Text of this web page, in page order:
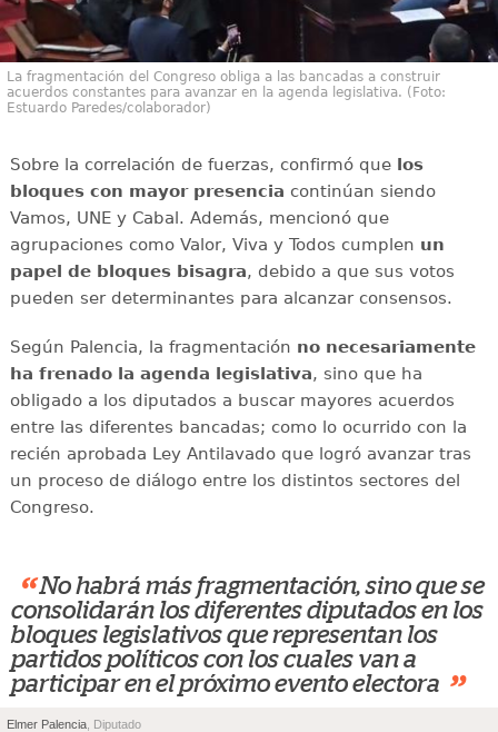
La fragmentación del Congreso obliga a las bancadas a construir
acuerdos constantes para avanzar en la agenda legislativa. (Foto:
Estuardo Paredes/colaborador)
Sobre la correlación de fuerzas, confirmó que los
bloques con mayor presencia continúan siendo
Vamos, UNE y Cabal. Además, mencionó que
agrupaciones como Valor, Viva y Todos cumplen un
papel de bloques bisagra, debido a que sus votos
pueden ser determinantes para alcanzar consensos.
Según Palencia, la fragmentación no necesariamente
ha frenado la agenda legislativa, sino que ha
obligado a los diputados a buscar mayores acuerdos
entre las diferentes bancadas; como lo ocurrido con la
recién aprobada Ley Antilavado que logró avanzar tras
un proceso de diálogo entre los distintos sectores del
Congreso.
“ No habrá más fragmentación, sino que se
consolidarán los diferentes diputados en los
bloques legislativos que representan los
partidos políticos con los cuales van a
participar en el próximo evento electora ”
Elmer Palencia , Diputado